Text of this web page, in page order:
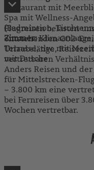
Restaurant mit
Spa mit Wellness-
(Badmintion,
Zimmer:
Terrasse, tlw. mit
mit Dusche
Flugreisen belasten
entstehenden CO2-
Urlaubslänge,
vertretbaren
Anders Reisen und
für Mittelstrecken-
– 3.800 km eine
bei Fernreisen über
Wochen vertretbar.